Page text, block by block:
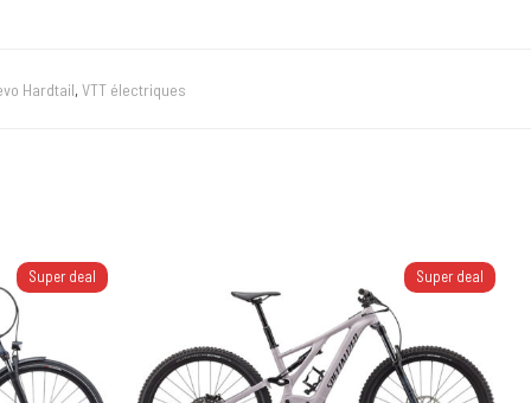
Hardtail, VTT électriques
Super deal Super deal